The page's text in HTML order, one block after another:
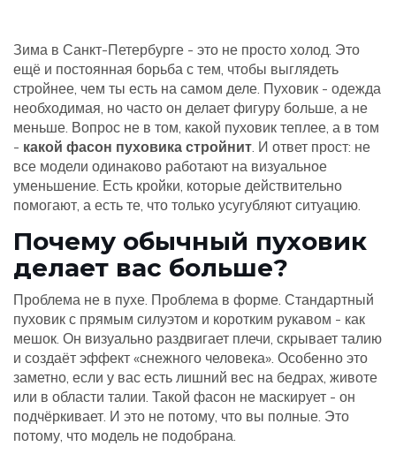
Зима в Санкт-Петербурге - это не просто холод. Это
ещё и постоянная борьба с тем, чтобы выглядеть
стройнее, чем ты есть на самом деле. Пуховик - одежда
необходимая, но часто он делает фигуру больше, а не
меньше. Вопрос не в том, какой пуховик теплее, а в том
- какой фасон пуховика стройнит. И ответ прост: не
все модели одинаково работают на визуальное
уменьшение. Есть кройки, которые действительно
помогают, а есть те, что только усугубляют ситуацию.
Почему обычный пуховик
делает вас больше?
Проблема не в пухе. Проблема в форме. Стандартный
пуховик с прямым силуэтом и коротким рукавом - как
мешок. Он визуально раздвигает плечи, скрывает талию
и создаёт эффект «снежного человека». Особенно это
заметно, если у вас есть лишний вес на бедрах, животе
или в области талии. Такой фасон не маскирует - он
подчёркивает. И это не потому, что вы полные. Это
потому, что модель не подобрана.